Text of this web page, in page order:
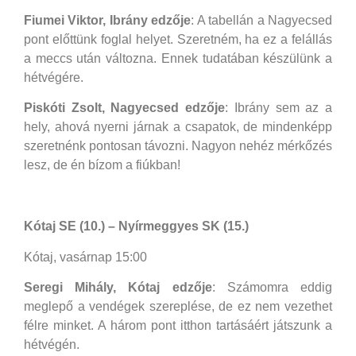
Fiumei Viktor, Ibrány edzője: A tabellán a Nagyecsed
pont előttünk foglal helyet. Szeretném, ha ez a felállás
a meccs után változna. Ennek tudatában készülünk a
hétvégére.
Piskóti Zsolt, Nagyecsed edzője: Ibrány sem az a
hely, ahová nyerni járnak a csapatok, de mindenképp
szeretnénk pontosan távozni. Nagyon nehéz mérkőzés
lesz, de én bízom a fiúkban!
Kótaj SE (10.) – Nyírmeggyes SK (15.)
Kótaj, vasárnap 15:00
Seregi Mihály, Kótaj edzője: Számomra eddig
meglepő a vendégek szereplése, de ez nem vezethet
félre minket. A három pont itthon tartásáért játszunk a
hétvégén.